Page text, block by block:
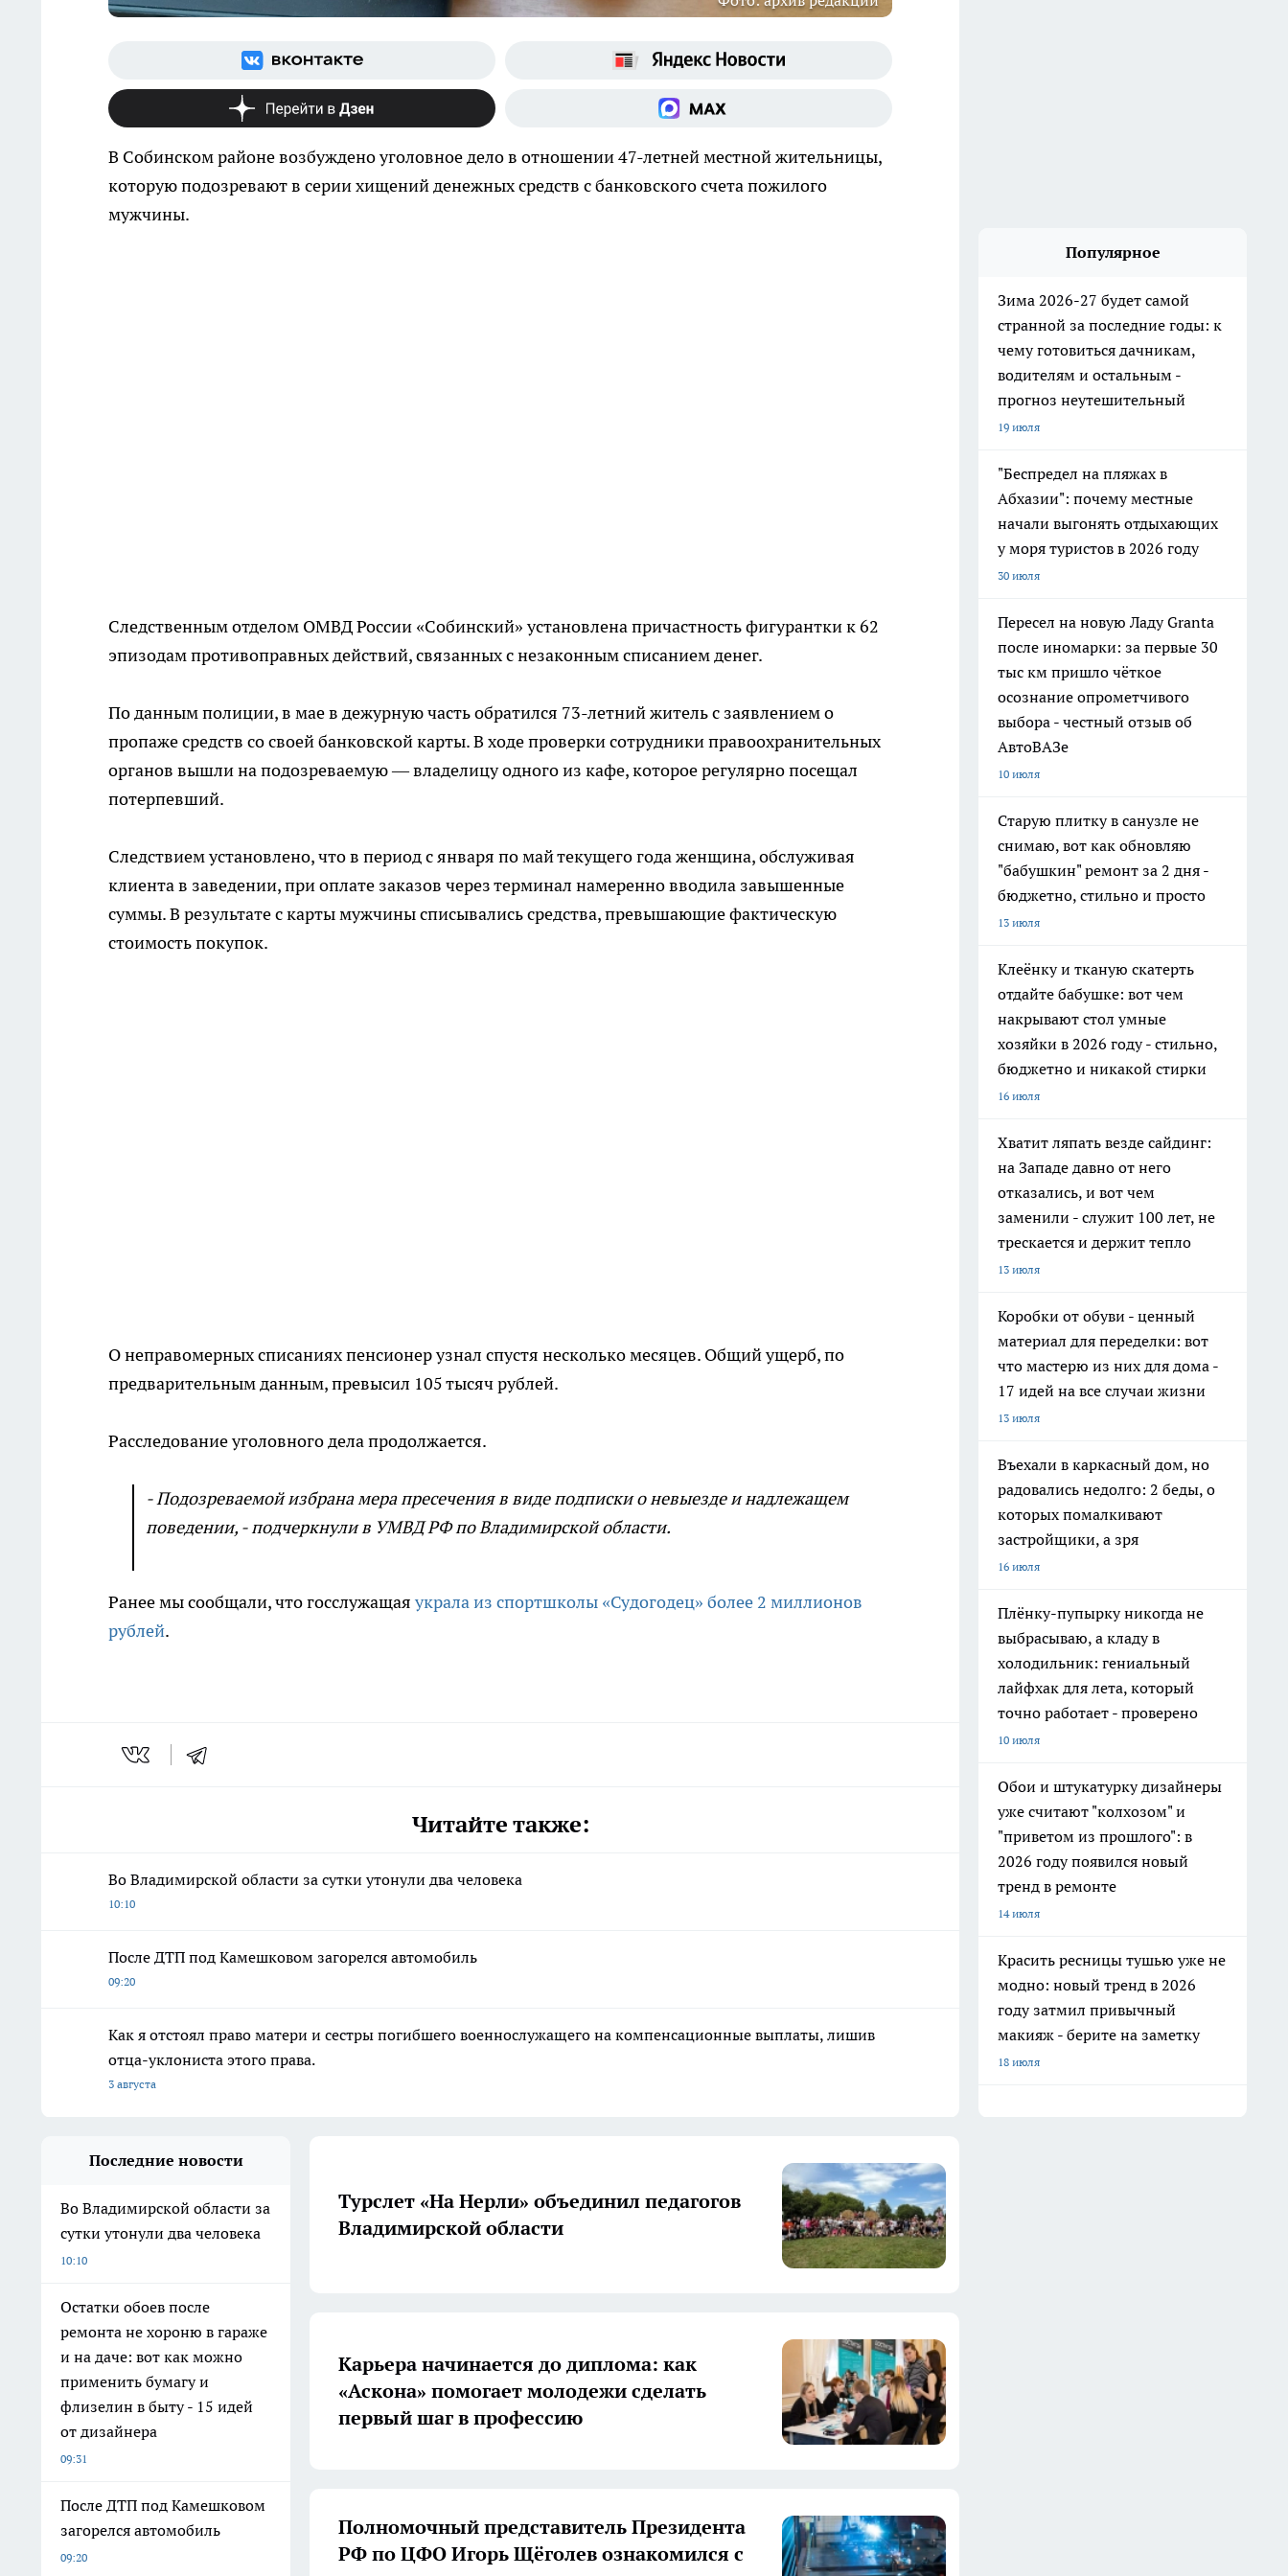
В Собинском районе возбуждено уголовное дело в отношении 47-летней местной жительницы,
которую подозревают в серии хищений денежных средств с банковского счета пожилого
мужчины.
Следственным отделом ОМВД России «Собинский» установлена причастность фигурантки к 62
эпизодам противоправных действий, связанных с незаконным списанием денег.
По данным полиции, в мае в дежурную часть обратился 73-летний житель с заявлением о
пропаже средств со своей банковской карты. В ходе проверки сотрудники правоохранительных
органов вышли на подозреваемую — владелицу одного из кафе, которое регулярно посещал
потерпевший.
Следствием установлено, что в период с января по май текущего года женщина, обслуживая
клиента в заведении, при оплате заказов через терминал намеренно вводила завышенные
суммы. В результате с карты мужчины списывались средства, превышающие фактическую
стоимость покупок.
О неправомерных списаниях пенсионер узнал спустя несколько месяцев. Общий ущерб, по
предварительным данным, превысил 105 тысяч рублей.
Расследование уголовного дела продолжается.
- Подозреваемой избрана мера пресечения в виде подписки о невыезде и надлежащем
поведении, - подчеркнули в УМВД РФ по Владимирской области.
Ранее мы сообщали, что госслужащая украла из спортшколы «Судогодец» более 2 миллионов
рублей.
Читайте также:
Во Владимирской области за сутки утонули два человека
10:10
После ДТП под Камешковом загорелся автомобиль
09:20
Как я отстоял право матери и сестры погибшего военнослужащего на компенсационные выплаты, лишив
отца-уклониста этого права.
3 августа
Популярное
Зима 2026-27 будет самой
странной за последние годы: к
чему готовиться дачникам,
водителям и остальным -
прогноз неутешительный
19 июля
"Беспредел на пляжах в
Абхазии": почему местные
начали выгонять отдыхающих
у моря туристов в 2026 году
30 июля
Пересел на новую Ладу Granta
после иномарки: за первые 30
тыс км пришло чёткое
осознание опрометчивого
выбора - честный отзыв об
АвтоВАЗе
10 июля
Старую плитку в санузле не
снимаю, вот как обновляю
"бабушкин" ремонт за 2 дня -
бюджетно, стильно и просто
13 июля
Клеёнку и тканую скатерть
отдайте бабушке: вот чем
накрывают стол умные
хозяйки в 2026 году - стильно,
бюджетно и никакой стирки
16 июля
Хватит ляпать везде сайдинг:
на Западе давно от него
отказались, и вот чем
заменили - служит 100 лет, не
трескается и держит тепло
13 июля
Коробки от обуви - ценный
материал для переделки: вот
что мастерю из них для дома -
17 идей на все случаи жизни
13 июля
Въехали в каркасный дом, но
радовались недолго: 2 беды, о
которых помалкивают
застройщики, а зря
16 июля
Плёнку-пупырку никогда не
выбрасываю, а кладу в
холодильник: гениальный
лайфхак для лета, который
точно работает - проверено
10 июля
Обои и штукатурку дизайнеры
уже считают "колхозом" и
"приветом из прошлого": в
2026 году появился новый
тренд в ремонте
14 июля
Красить ресницы тушью уже не
модно: новый тренд в 2026
году затмил привычный
макияж - берите на заметку
18 июля
Последние новости
Во Владимирской области за
сутки утонули два человека
10:10
Остатки обоев после
ремонта не хороню в гараже
и на даче: вот как можно
применить бумагу и
флизелин в быту - 15 идей
от дизайнера
09:31
После ДТП под Камешковом
загорелся автомобиль
09:20
Турслет «На Нерли» объединил педагогов
Владимирской области
Карьера начинается до диплома: как
«Аскона» помогает молодежи сделать
первый шаг в профессию
Полномочный представитель Президента
РФ по ЦФО Игорь Щёголев ознакомился с